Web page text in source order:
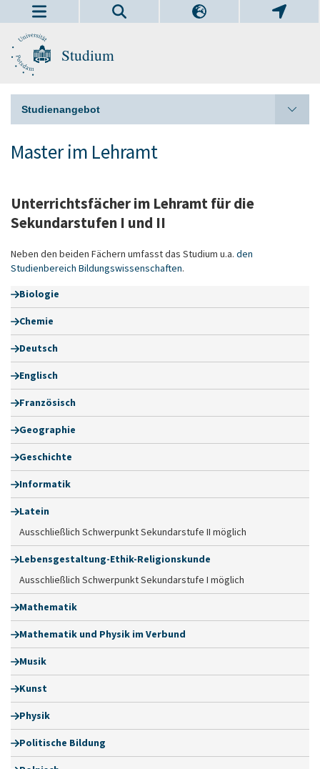
Studium
Studienangebot
Master im Lehramt
Unterrichtsfächer im Lehramt für die
Sekundarstufen I und II
Neben den beiden Fächern umfasst das Studium u.a. den
Studienbereich Bildungswissenschaften.
Biologie
Chemie
Deutsch
Englisch
Französisch
Geographie
Geschichte
Informatik
Latein
Ausschließlich Schwerpunkt Sekundarstufe II möglich
Lebensgestaltung-Ethik-Religionskunde
Ausschließlich Schwerpunkt Sekundarstufe I möglich
Mathematik
Mathematik und Physik im Verbund
Musik
Kunst
Physik
Politische Bildung